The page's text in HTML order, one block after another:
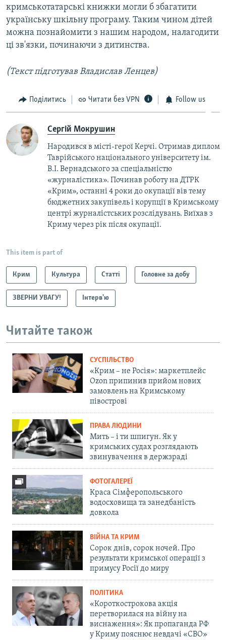
кримськотатарські книжки могли б збагатити
українську шкільну програму. Таким чином дітей
можна познайомити з нашим народом, налагодити
ці зв'язки, починаючи з дитинства.
(Текст підготував Владислав Ленцев)
Поділитись Читати без VPN Follow us
Сергій Мокрушин
Народився в місті-герої Керчі. Отримав диплом
Таврійського національного університету ім.
В.І. Вернадського за спеціальністю
«журналістика». Починав роботу на ДТРК
«Крим», останні 4 роки до окупації вів тему
бюджетних закупівель і корупції в Кримському
центрі журналістських розслідувань. Виїхав з
Криму через рік після окупації.
This item is part of
Крим Культура Статті Головне за добу
ЗВЕРНИ УВАГУ! Інтерв'ю
Читайте також
СУСПІЛЬСТВО
«Крим – не Росія»: маркетплейс
Ozon припинив прийом нових
замовлень на Кримському
півострові
ПРАВА ЛЮДИНИ
Мить – і ти шпигун. Як у
кримських судах розглядають
звинувачення в держзраді
ФОТОГАЛЕРЕЇ
Краса Сімферопольського
водосховища та занедбаність
довкола
ВІЙНА ТА КРИМ
Сорок днів, сорок ночей. Про
результати кримської операції з
примусу Росії до миру
ПОЛІТИКА
«Короткострокова акція
перетворилася на війну на
виснаження»: Як пропаганда РФ
у Криму пояснює невдачі «СВО»